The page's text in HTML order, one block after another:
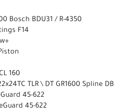
Bosch BDU31 / R-4350
F14
160
TLR \ DT GR1600 Spline DB
45-622
45-622